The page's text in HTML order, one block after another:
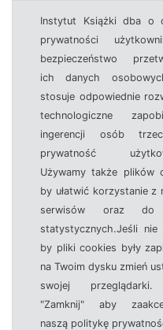
Instytut Książki dba o
prywatności
bezpieczeństwo
ich danych
stosuje odpowiednie
technologiczne
ingerencji osób
prywatność
Używamy także plików
by ułatwić korzystanie z
serwisów oraz do
statystycznych.Jeśli nie
by pliki cookies były
na Twoim dysku zmień
swojej przeglądarki.
"Zamknij" aby
naszą politykę